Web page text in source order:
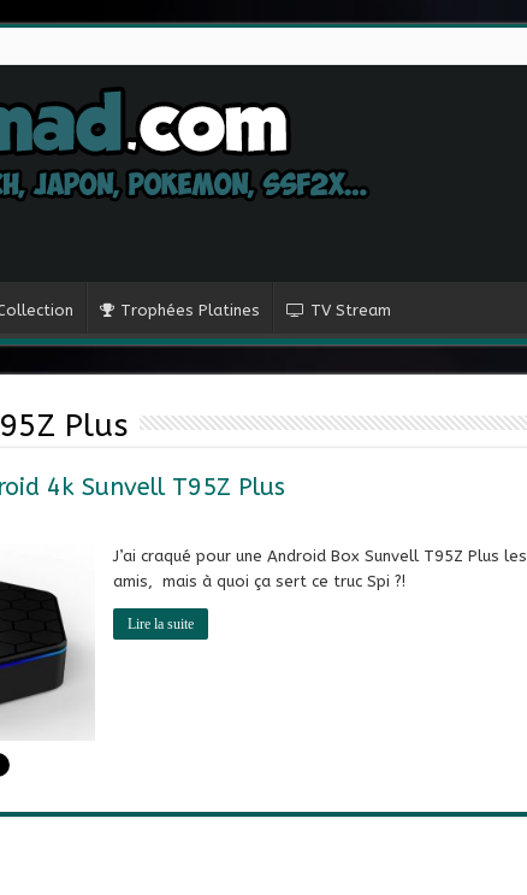
Trophées Platines TV Stream
Plus
4k Sunvell T95Z Plus
J’ai craqué pour une Android Box Sunvell T95Z Plus les
amis, mais à quoi ça sert ce truc Spi ?!
Lire la suite